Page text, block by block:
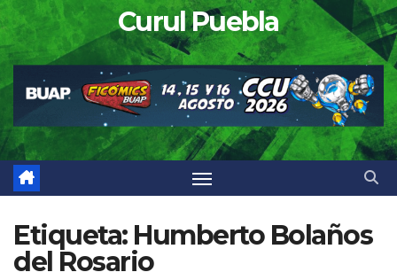
Curul Puebla
Etiqueta: Humberto Bolaños
del Rosario